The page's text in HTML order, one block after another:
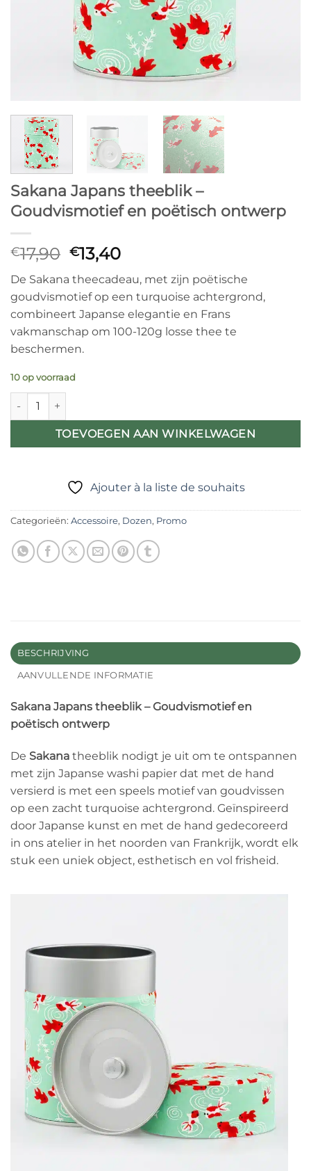
Sakana Japans theeblik –
Goudvismotief en poëtisch ontwerp
€17,90 Oorspronkelijke
prijs
was:
€17,90.
€13,40Huidige
is:
€13,40.
De Sakana theecadeau, met zijn poëtische
goudvismotief op een turquoise achtergrond,
combineert Japanse elegantie en Frans
vakmanschap om 100-120g losse thee te
beschermen.
10 op voorraad
Sakana Japans theeblik – Goudvismotief en poëtisch ontwerp
TOEVOEGEN AAN WINKELWAGEN
Ajouter à la liste de souhaits
Categorieën: Accessoire, Dozen, Promo
BESCHRIJVING
AANVULLENDE INFORMATIE
Sakana Japans theeblik – Goudvismotief en
poëtisch ontwerp
De Sakana theeblik nodigt je uit om te ontspannen
met zijn Japanse washi papier dat met de hand
versierd is met een speels motief van goudvissen
op een zacht turquoise achtergrond. Geïnspireerd
door Japanse kunst en met de hand gedecoreerd
in ons atelier in het noorden van Frankrijk, wordt elk
stuk een uniek object, esthetisch en vol frisheid.